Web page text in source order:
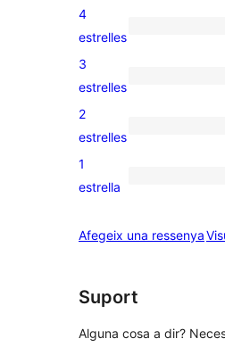
valoracions
de
0
valoracions
de
4
estrelles
0
valoracions
de
3
estrelles
0
valoracions
de
estrelles
2
estrelles
1
de
1
estrella
Afegeix una ressenya
Suport
Alguna cosa a dir?